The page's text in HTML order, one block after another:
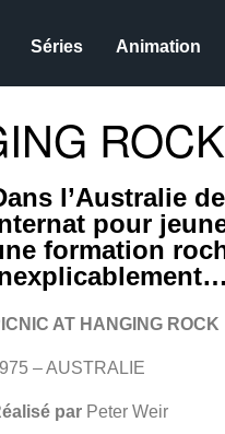
Séries Animation
l’Australie
pour
formation
AT HANGING ROCK
– AUSTRALIE
par Peter Weir